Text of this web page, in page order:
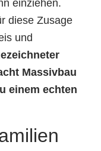
einziehen.
diese Zusage
und
Massivbau
einem echten